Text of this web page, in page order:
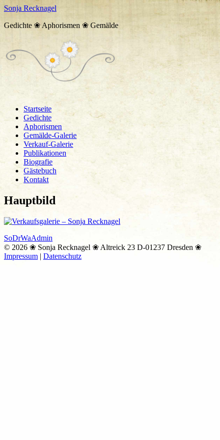
Sonja Recknagel
Gedichte ❀ Aphorismen ❀ Gemälde
Startseite
Gedichte
Aphorismen
Gemälde-Galerie
Verkauf-Galerie
Publikationen
Biografie
Gästebuch
Kontakt
Hauptbild
SoDrWaAdmin
© 2026 ❀ Sonja Recknagel ❀ Altreick 23 D-01237 Dresden ❀
Impressum | Datenschutz